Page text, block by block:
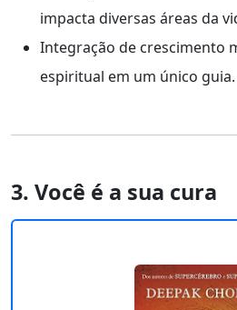
impacta diversas áreas da
Integração de crescimento
espiritual em um único guia.
3. Você é a sua cura